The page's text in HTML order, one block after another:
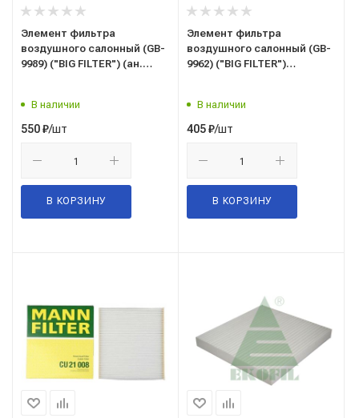
Элемент фильтра
воздушного салонный (GB-
9989) ("BIG FILTER") (ан.
В наличии
550₽/шт
В КОРЗИНУ
Элемент фильтра
воздушного салонный (GB-
9962) ("BIG FILTER")
В наличии
405₽/шт
В КОРЗИНУ